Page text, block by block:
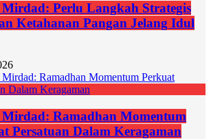
Perlu Langkah Strategis
Ketahanan Pangan Jelang Idul
Ramadhan Momentum
Persatuan Dalam Keragaman